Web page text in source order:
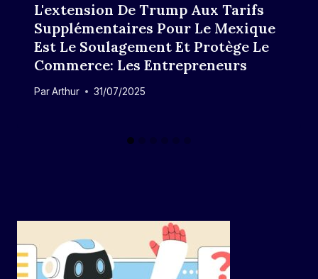
L'extension De Trump Aux Tarifs
Supplémentaires Pour Le Mexique
Est Le Soulagement Et Protège Le
Commerce: Les Entrepreneurs
ParArthur 31/07/2025